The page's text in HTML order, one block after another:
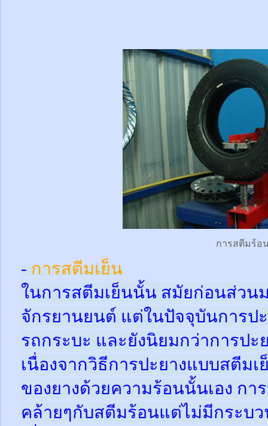
การสตีมร้อ
- การสตีมเย็น
ในการสตีมเย็นนั้น สมัยก่อนส่วน
จักรยานยนต์ แต่ในปัจจุบันการป
รถกระบะ และยังนิยมกว่าการป
เนื่องจากวิธีการปะยางแบบสตีม
ของยางด้วยความร้อนนั้นเอง กา
คล้ายๆกับสตีมร้อนแต่ไม่มีกระบ